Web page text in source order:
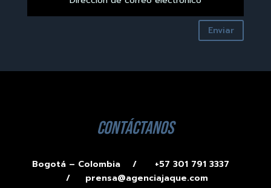
Enviar
contáctanos
Bogotá – Colombia /
+57 301 791 3337
/ prensa@agenciajaque.com